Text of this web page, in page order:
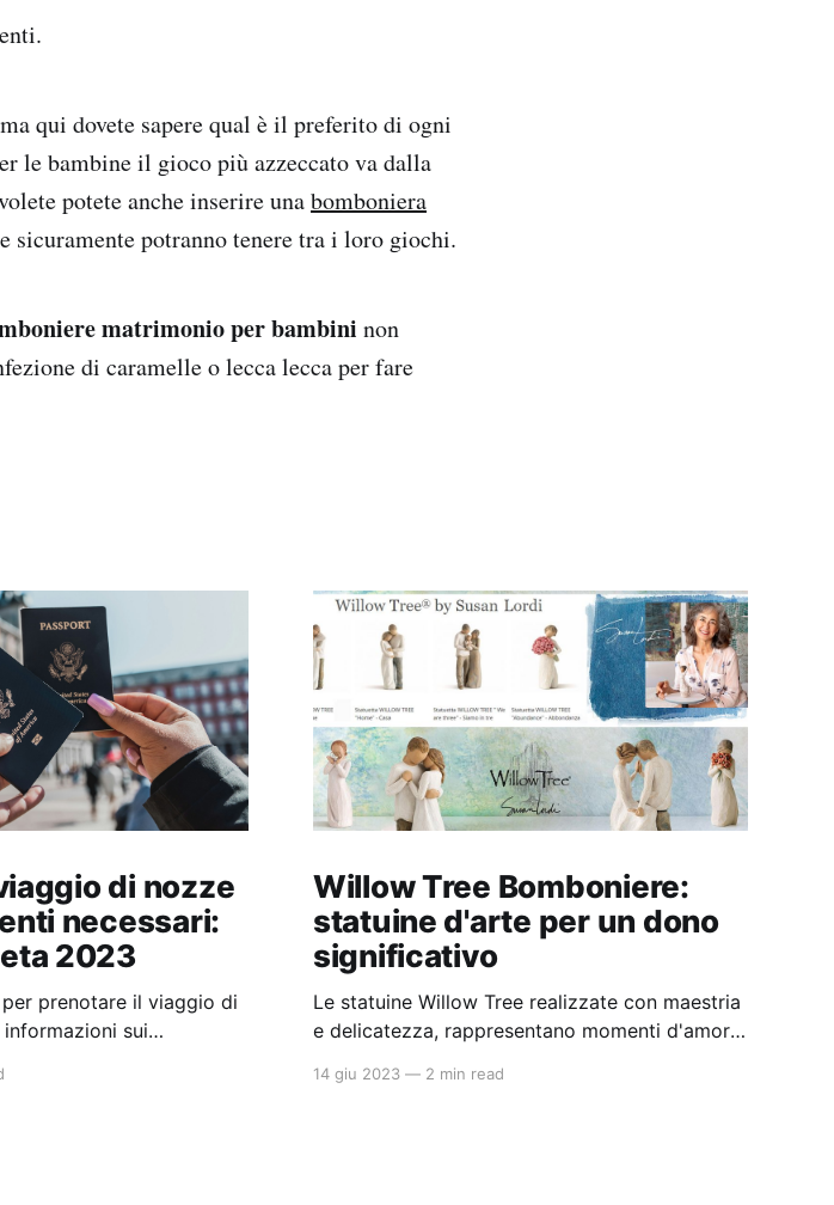
qui dovete sapere qual è il preferito di ogni
le bambine il gioco più azzeccato va dalla
potete anche inserire unabomboniera
sicuramente potranno tenere tra i loro giochi.
matrimonio per bambini non
di caramelle o lecca lecca per fare
di nozze
necessari:
2023
prenotare il viaggio di
sui
consigli utili per una luna
Willow Tree Bomboniere:
statuine d'arte per un dono
significativo
Le statuine Willow Tree realizzate con maestria
e delicatezza, rappresentano momenti d'amore
dona un senso di calma e serenità. Come
14 giu 2023 — 2 min read